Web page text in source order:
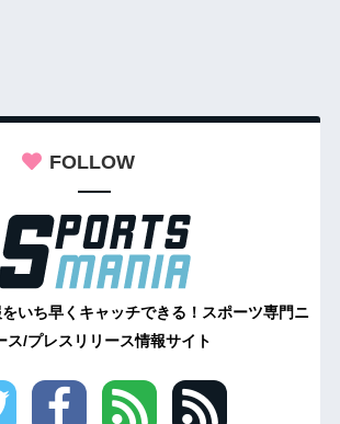
FOLLOW
いち早くキャッチできる！スポーツ専門ニ
ス/プレスリリース情報サイト